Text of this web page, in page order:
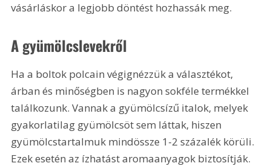
vásárláskor a legjobb döntést hozhassák meg.
A gyümölcslevekről
Ha a boltok polcain végignézzük a választékot,
árban és minőségben is nagyon sokféle termékkel
találkozunk. Vannak a gyümölcsízű italok, melyek
gyakorlatilag gyümölcsöt sem láttak, hiszen
gyümölcstartalmuk mindössze 1-2 százalék körüli.
Ezek esetén az ízhatást aromaanyagok biztosítják.